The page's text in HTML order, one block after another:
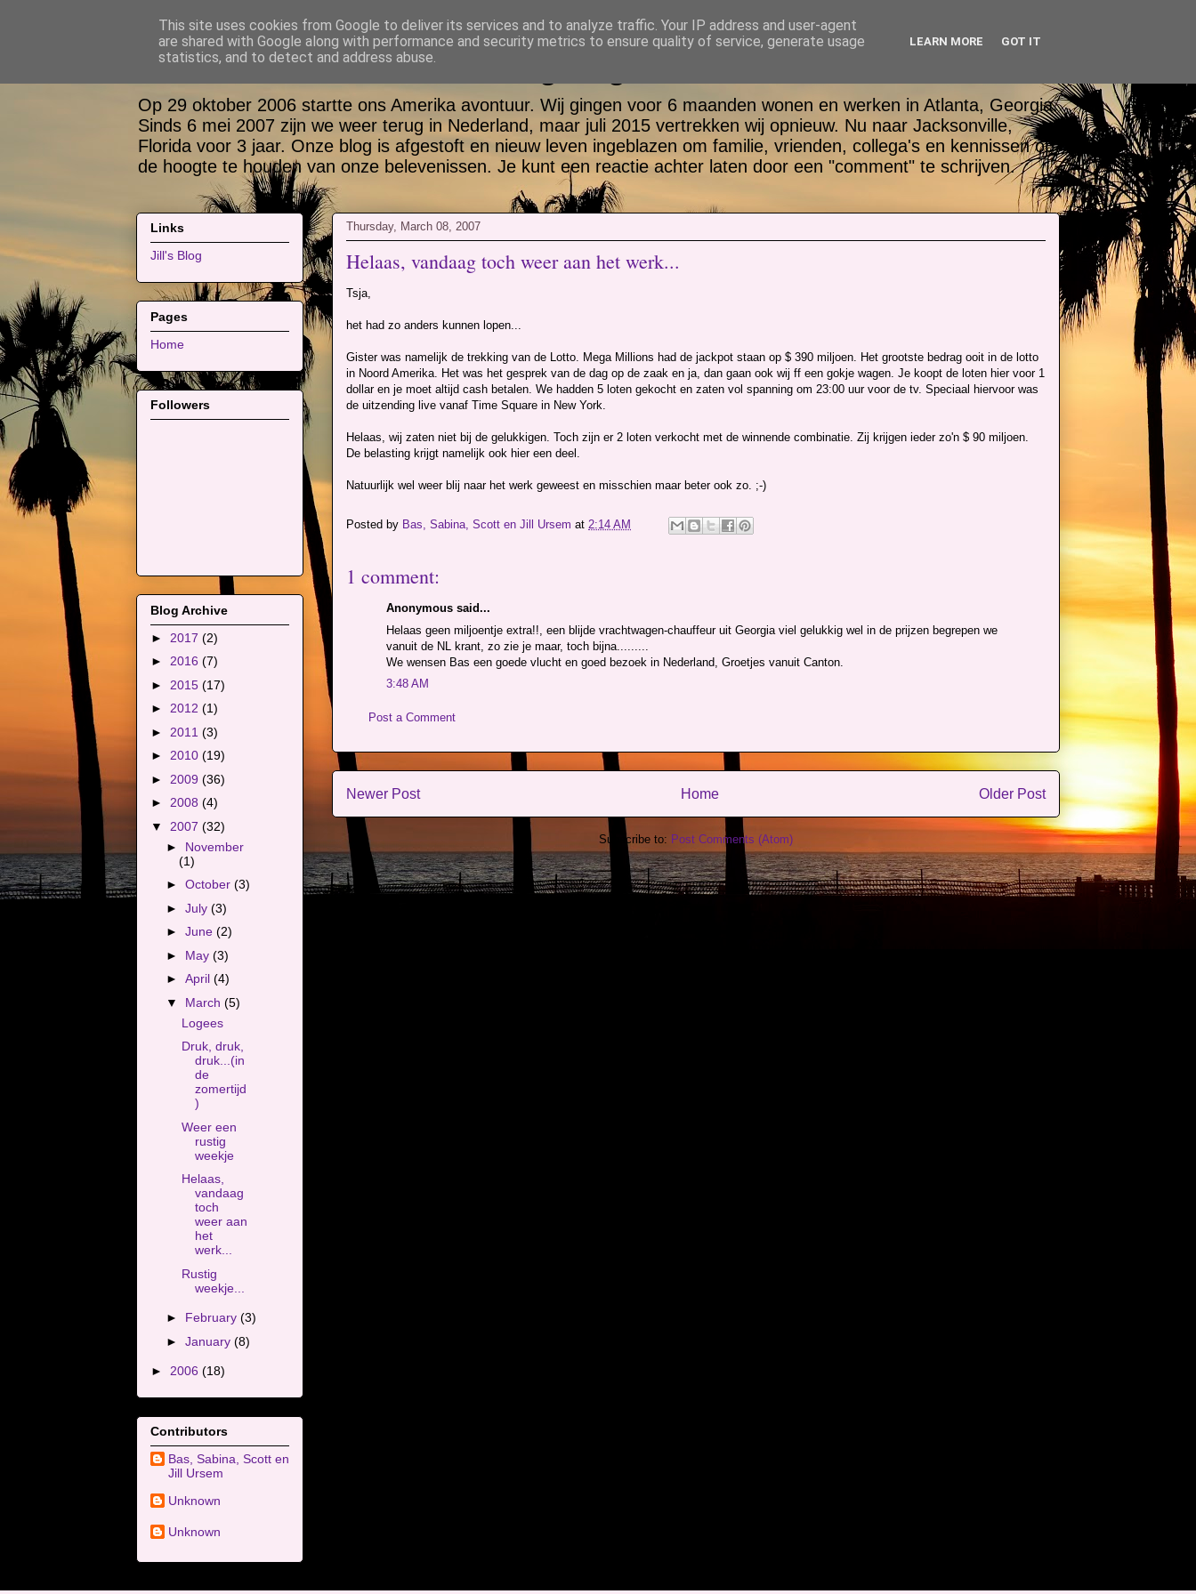
Bas, Sabina, Scott en Jill go again USA
Op 29 oktober 2006 startte ons Amerika avontuur. Wij gingen voor 6 maanden wonen en werken in Atlanta, Georgia.
Sinds 6 mei 2007 zijn we weer terug in Nederland, maar juli 2015 vertrekken wij opnieuw. Nu naar Jacksonville,
Florida voor 3 jaar. Onze blog is afgestoft en nieuw leven ingeblazen om familie, vrienden, collega's en kennissen op
de hoogte te houden van onze belevenissen. Je kunt een reactie achter laten door een "comment" te schrijven.
Thursday, March 08, 2007
Helaas, vandaag toch weer aan het werk...
Tsja,
het had zo anders kunnen lopen...
Gister was namelijk de trekking van de Lotto. Mega Millions had de jackpot staan op $ 390 miljoen. Het grootste bedrag ooit in de lotto
in Noord Amerika. Het was het gesprek van de dag op de zaak en ja, dan gaan ook wij ff een gokje wagen. Je koopt de loten hier voor 1
dollar en je moet altijd cash betalen. We hadden 5 loten gekocht en zaten vol spanning om 23:00 uur voor de tv. Speciaal hiervoor was
de uitzending live vanaf Time Square in New York.
Helaas, wij zaten niet bij de gelukkigen. Toch zijn er 2 loten verkocht met de winnende combinatie. Zij krijgen ieder zo'n $ 90 miljoen.
De belasting krijgt namelijk ook hier een deel.
Natuurlijk wel weer blij naar het werk geweest en misschien maar beter ook zo. ;-)
Posted by Bas, Sabina, Scott en Jill Ursem at 2:14 AM
1 comment:
Anonymous said...
Helaas geen miljoentje extra!!, een blijde vrachtwagen-chauffeur uit Georgia viel gelukkig wel in de prijzen begrepen we
vanuit de NL krant, zo zie je maar, toch bijna.........
We wensen Bas een goede vlucht en goed bezoek in Nederland, Groetjes vanuit Canton.
3:48 AM
Post a Comment
Newer Post Older Post
Home
Subscribe to: Post Comments (Atom)
Links
Jill's Blog
Pages
Home
Followers
Blog Archive
► 2017 (2)
► 2016 (7)
► 2015 (17)
► 2012 (1)
► 2011 (3)
► 2010 (19)
► 2009 (36)
► 2008 (4)
▼ 2007 (32)
► November
(1)
► October (3)
► July (3)
► June (2)
► May (3)
► April (4)
▼ March (5)
Logees
Druk, druk,
druk...(in
de
zomertijd
)
Weer een
rustig
weekje
Helaas,
vandaag
toch
weer aan
het
werk...
Rustig
weekje...
► February (3)
► January (8)
► 2006 (18)
Contributors
Bas, Sabina, Scott en
Jill Ursem
Unknown
Unknown
This site uses cookies from Google to deliver its services and to analyze traffic. Your IP address and user-agent
are shared with Google along with performance and security metrics to ensure quality of service, generate usage
statistics, and to detect and address abuse.
LEARN MORE GOT IT